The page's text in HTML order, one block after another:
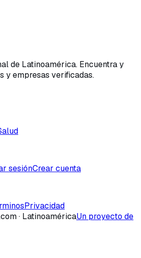
de Latinoamérica. Encuentra y
y empresas verificadas.
sesiónCrear cuenta
Privacidad
· LatinoaméricaUn proyecto de